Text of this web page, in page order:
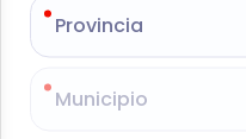
El bicarbonato de
y de gran utilidad en el
panes, galletas y
Provincia
Municipio
Provincia
Municipio